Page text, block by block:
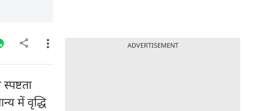
में वृद्धि
ADVERTISEMENT